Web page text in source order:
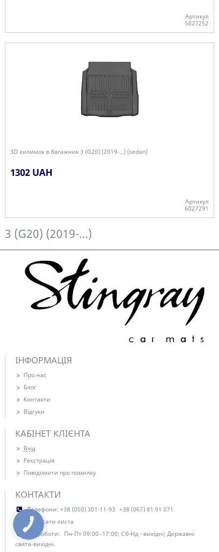
Артикул
5027252
3D килимок в багажник 3 (G20) (2019-...) (sedan)
1302 UAH
Артикул
6027291
3 (G20) (2019-...)
ІНФОРМАЦІЯ
Про нас
Блог
Контакти
Відгуки
КАБІНЕТ КЛІЄНТА
Вхід
Реєстрація
Повідомити про помилку
КОНТАКТИ
Телефони: +38 (050) 301-11-93 +38 (067) 81 91 071
Написати листа
Час роботи: Пн-Пт 09:00 -17:00; Сб-Нд - вихідні; Державні
свята-вихідні.
КНОПКА
ЗВ'ЯЗКУ